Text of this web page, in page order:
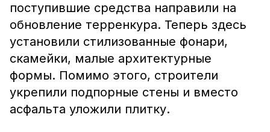
поступившие средства направили на
обновление терренкура. Теперь здесь
установили стилизованные фонари,
скамейки, малые архитектурные
формы. Помимо этого, строители
укрепили подпорные стены и вместо
асфальта уложили плитку.